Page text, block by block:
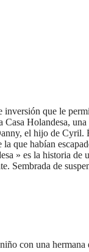
que le
Holandesa,
el hijo de
que habían
» es la historia
Sembrada de
con una